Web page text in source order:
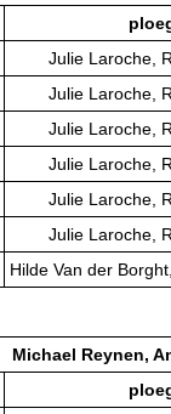
Julie Laroche,
Julie Laroche,
Julie Laroche,
Julie Laroche,
Julie Laroche,
Julie Laroche,
Hilde Van der
Michael Reynen,